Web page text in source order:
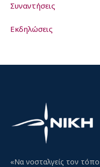
Συναντήσεις
Εκδηλώσεις
«Να νοσταλγείς τον